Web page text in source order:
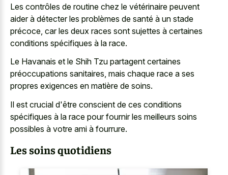
Les contrôles de routine chez le vétérinaire peuvent
aider à détecter les problèmes de santé à un stade
précoce, car les deux races sont sujettes à certaines
conditions spécifiques à la race.
Le Havanais et le Shih Tzu partagent certaines
préoccupations sanitaires, mais chaque race a ses
propres exigences en matière de soins.
Il est crucial d'être conscient de ces conditions
spécifiques à la race pour fournir les meilleurs soins
possibles à votre ami à fourrure.
Les soins quotidiens